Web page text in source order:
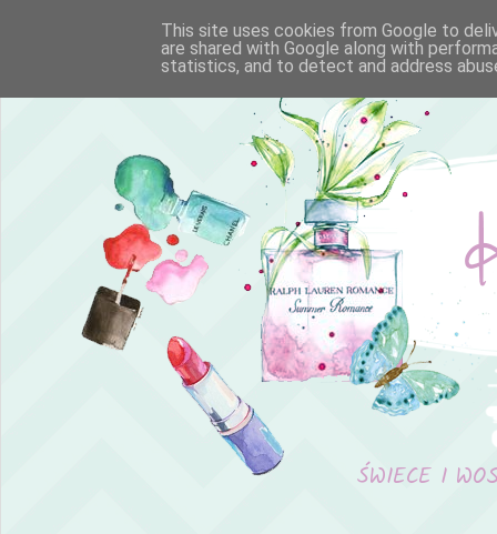
ŚWIECE I
This site uses cookies from Google to
are shared with Google along with
statistics, and to detect and address